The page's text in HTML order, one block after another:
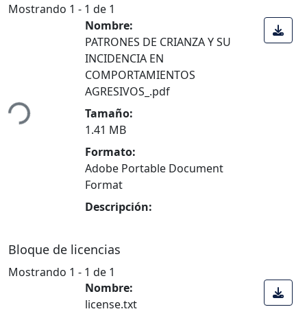
Mostrando 1 - 1 de 1
Nombre:
PATRONES DE CRIANZA Y SU
INCIDENCIA EN
COMPORTAMIENTOS
AGRESIVOS_.pdf
Tamaño:
1.41 MB
Formato:
Adobe Portable Document
Format
Descripción:
Bloque de licencias
Mostrando 1 - 1 de 1
Nombre:
license.txt